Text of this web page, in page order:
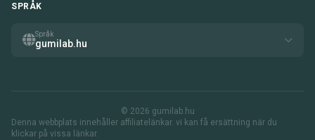
SPRÅK
Språk
gumilab.hu
© 2026 gumilab.hu
Denna webbplats innehåller affiliatelänkar. vi kan få ersättning när du
klickar på vissa länkar.